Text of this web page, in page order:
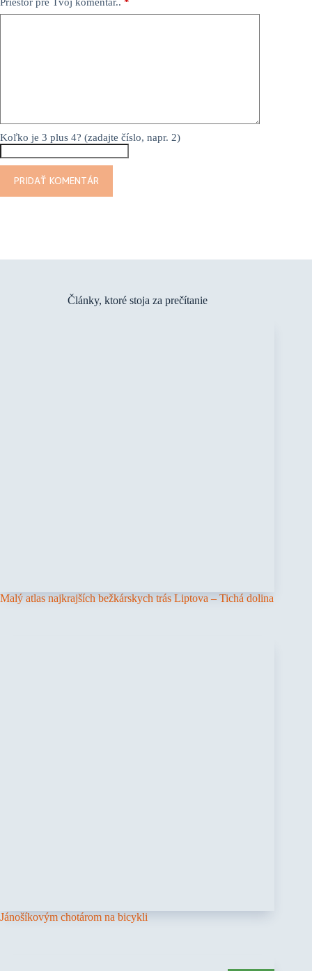
Priestor pre Tvoj komentár.. *
Koľko je 3 plus 4? (zadajte číslo, napr. 2)
PRIDAŤ KOMENTÁR
Články, ktoré stoja za prečítanie
Malý atlas najkrajších bežkárskych trás Liptova – Tichá dolina
Jánošíkovým chotárom na bicykli